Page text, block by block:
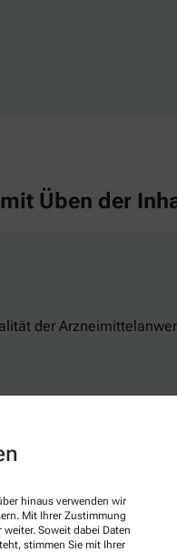
hinaus verwenden wir
Mit Ihrer Zustimmung
Soweit dabei Daten
stimmen Sie mit Ihrer
Üben der
der